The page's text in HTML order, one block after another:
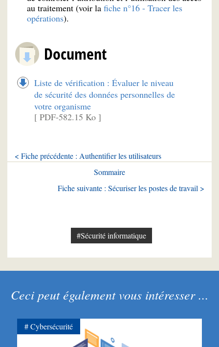
au traitement (voir la fiche n°16 - Tracer les
opérations).
Document
Liste de vérification : Évaluer le niveau
de sécurité des données personnelles de
votre organisme
[ PDF-582.15 Ko ]
< Fiche précédente : Authentifier les utilisateurs
Sommaire
Fiche suivante : Sécuriser les postes de travail >
#Sécurité informatique
Ceci peut également vous intéresser ...
Cybersécurité